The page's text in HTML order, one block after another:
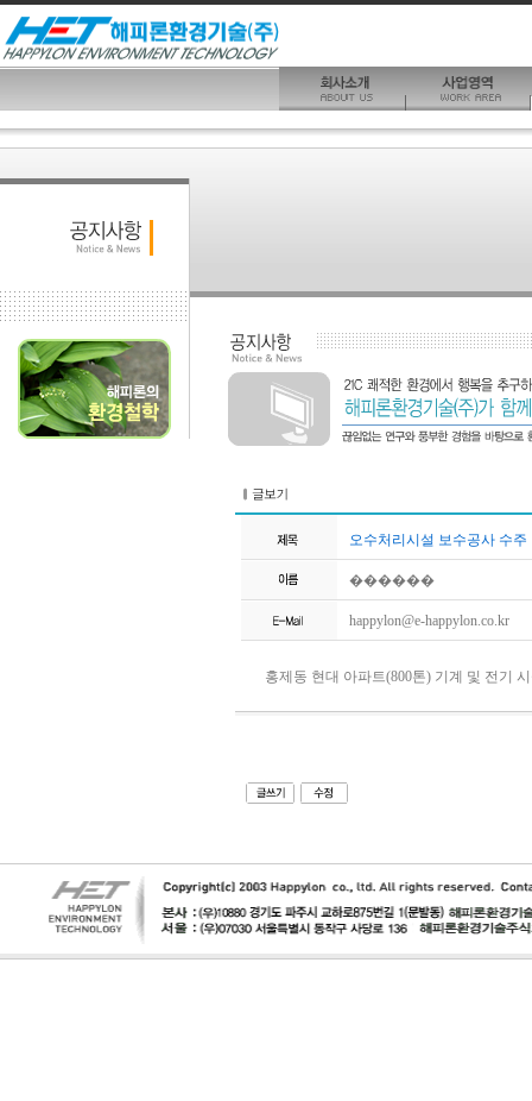
오수처리시설 보수공사 수주
������
happylon@e-happylon.co.kr
홍제동 현대 아파트(800톤) 기계 및 전기